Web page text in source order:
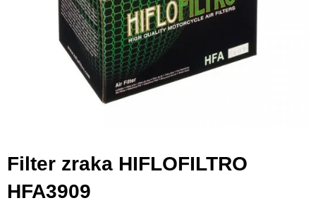
Filter zraka HIFLOFILTRO
HFA3909